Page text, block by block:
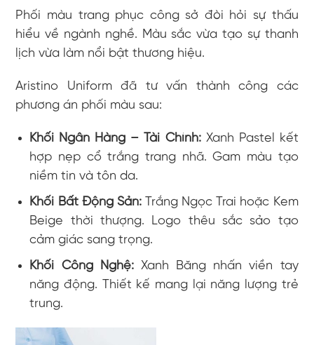
Phối màu trang phục công sở đòi hỏi sự thấu
hiểu về ngành nghề. Màu sắc vừa tạo sự thanh
lịch vừa làm nổi bật thương hiệu.
Aristino Uniform đã tư vấn thành công các
phương án phối màu sau:
Khối Ngân Hàng – Tài Chính:Xanh Pastel kết
hợp nẹp cổ trắng trang nhã. Gam màu tạo
niềm tin và tôn da.
Khối Bất Động Sản:Trắng Ngọc Trai hoặc Kem
Beige thời thượng. Logo thêu sắc sảo tạo
cảm giác sang trọng.
Khối Công Nghệ:Xanh Băng nhấn viền tay
năng động. Thiết kế mang lại năng lượng trẻ
trung.